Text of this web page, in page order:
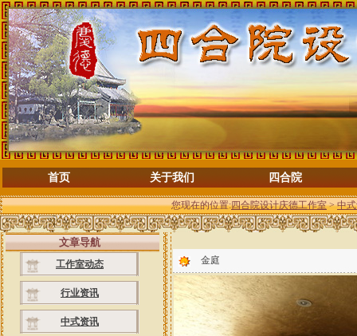
首页 关于我们 四合院
您现在的位置:四合院设计庆德工作室>中
文章导航
工作室动态
行业资讯
中式资讯
金庭